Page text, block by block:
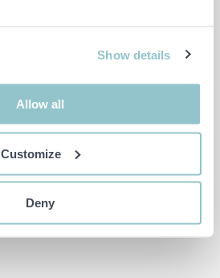
Show details
Allow all
Customize
Deny